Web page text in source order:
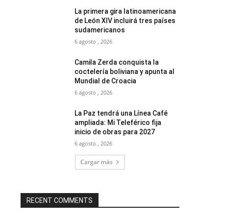
La primera gira latinoamericana
de León XIV incluirá tres países
sudamericanos
6 agosto , 2026
Camila Zerda conquista la
coctelería boliviana y apunta al
Mundial de Croacia
6 agosto , 2026
La Paz tendrá una Línea Café
ampliada: Mi Teleférico fija
inicio de obras para 2027
6 agosto , 2026
Cargar más
RECENT COMMENTS